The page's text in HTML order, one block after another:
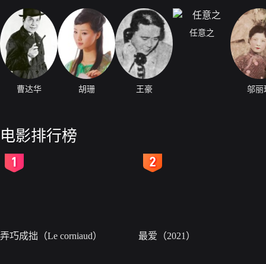
曹达华 胡珊 王豪
任意之
邬丽
电影排行榜
弄巧成拙（Le corniaud） 最爱（2021）